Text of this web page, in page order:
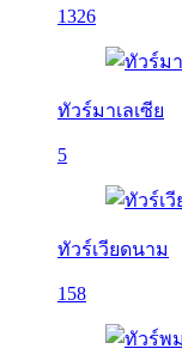
1326
ทัวร์มาเลเซีย
5
ทัวร์เวียดนาม
158